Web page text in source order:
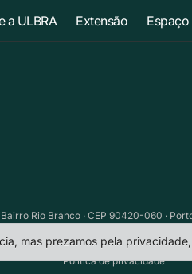
a ULBRA Extensão
Rio Branco · CEP 90420-060 ·
Política de privacidade
mas prezamos pela